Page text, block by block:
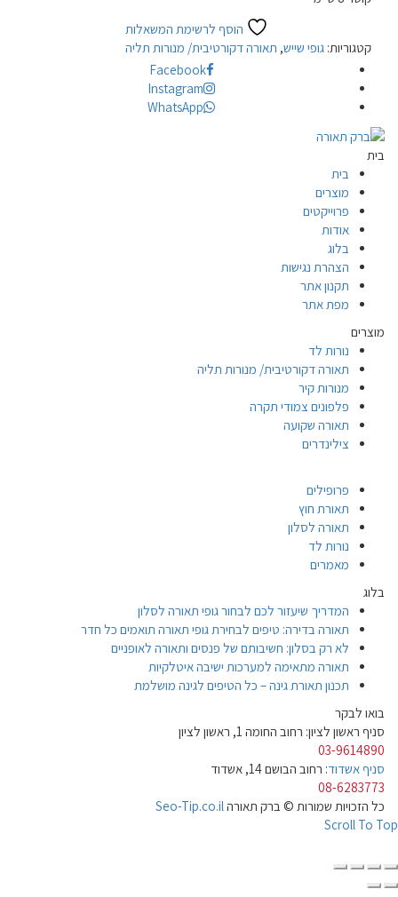
הוסף לרשימת המשאלות
קטגוריות: גופי שייש, תאורה דקורטיבית/ מנורות תליה
Facebook
Instagram
WhatsApp
בית
בית
מוצרים
פרוייקטים
אודות
בלוג
הצהרת נגישות
תקנון אתר
מפת אתר
מוצרים
נורות לד
תאורה דקורטיבית/ מנורות תליה
מנורות קיר
פלפונים צמודי תקרה
תאורה שקועה
צילינדרים
פרופילים
תאורת חוץ
תאורה לסלון
נורות לד
מאמרים
בלוג
המדריך שיעזור לכם לבחור גופי תאורה לסלון
תאורה בדירה: טיפים לבחירת גופי תאורה תואמים כל חדר
לא רק בסלון: חשיבותם של פנסים ותאורה לאופניים
תאורה מתאימה למערכות ישיבה איטלקיות
תכנון תאורת גינה – כל הטיפים לגינה מושלמת
בואו לבקר
סניף ראשון לציון: רחוב החומה 1, ראשון לציון
03-9614890
סניף אשדוד: רחוב הבושם 14, אשדוד
08-6283773
כל הזכויות שמורות © ברק תאורהSeo-Tip.co.il
Scroll To Top